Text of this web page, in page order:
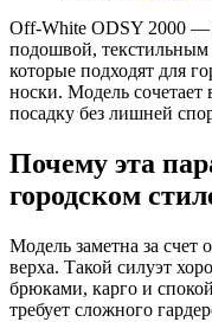
Off-White ODSY 2000 —
подошвой, текстильным
которые подходят для
носки. Модель
посадку без лишней
Почему эта
городском
Модель заметна за
верха. Такой силуэт
брюками, карго и
требует сложного